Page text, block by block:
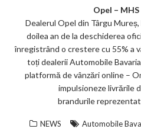
Opel –
Dealerul Opel din Târgu
doilea an de la deschiderea
înregistrând o crestere cu 55% a
toți dealerii Automobile
platformă de vânzări online –
impulsioneze livrările
brandurile
NEWS Automobile